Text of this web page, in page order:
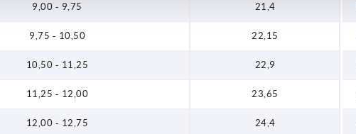
9,00 - 9,75 21,4
9,75 - 10,50 22,15
10,50 - 11,25 22,9
11,25 - 12,00 23,65
12,00 - 12,75 24,4